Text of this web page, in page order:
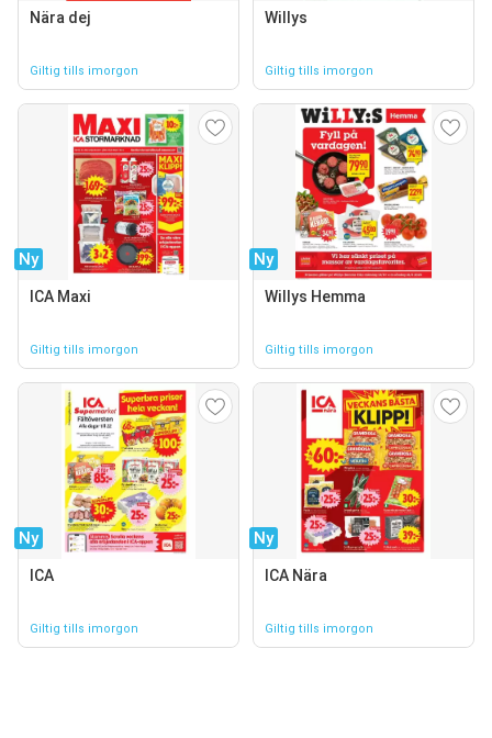
Nära dej
Giltig tills imorgon
Willys
Giltig tills imorgon
Ny
ICA Maxi
Giltig tills imorgon
Ny
Willys Hemma
Giltig tills imorgon
Ny
ICA
Giltig tills imorgon
Ny
ICA Nära
Giltig tills imorgon